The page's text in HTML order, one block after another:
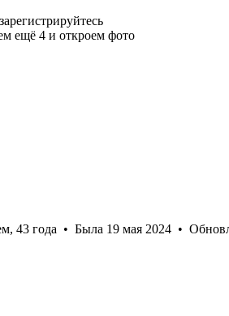
ещё 4 и откроем фото
, 43 года • Была 19 мая 2024 •